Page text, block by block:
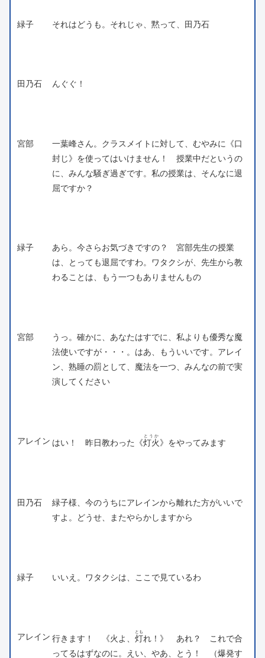
緑子 それはどうも。それじゃ、黙って、田乃石
田乃石 んぐぐ！
宮部
一葉峰さん。クラスメイトに対して、むやみに《口
封じ》を使ってはいけません！ 授業中だというの
に、みんな騒ぎ過ぎです。私の授業は、そんなに退
屈ですか？
緑子
あら。今さらお気づきですの？ 宮部先生の授業
は、とっても退屈ですわ。ワタクシが、先生から教
わることは、もう一つもありませんもの
宮部
うっ。確かに、あなたはすでに、私よりも優秀な魔
法使いですが・・・。はあ、もういいです。アレイ
ン、熟睡の罰として、魔法を一つ、みんなの前で実
演してください
アレイン はい！ 昨日教わった《灯火
とうか
》をやってみます
田乃石
緑子様、今のうちにアレインから離れた方がいいで
すよ。どうせ、またやらかしますから
緑子 いいえ。ワタクシは、ここで見ているわ
アレイン 行きます！ 《火よ、 灯
とも
れ！》 あれ？ これで合
ってるはずなのに。えい、やあ、とう！ （爆発す